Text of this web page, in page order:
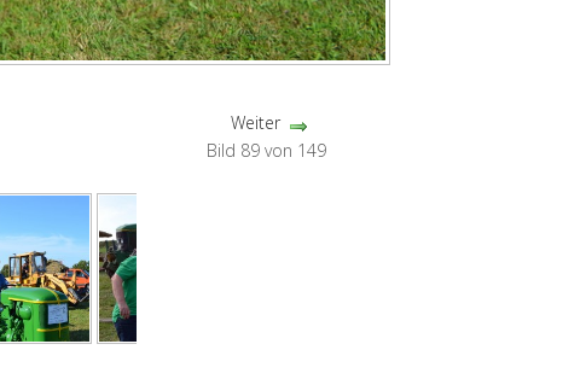
Weiter
Bild 89 von 149